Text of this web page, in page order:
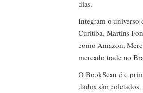
dias.
Integram o universo
Curitiba, Martins
como Amazon,
mercado trade no
O BookScan é o
dados são